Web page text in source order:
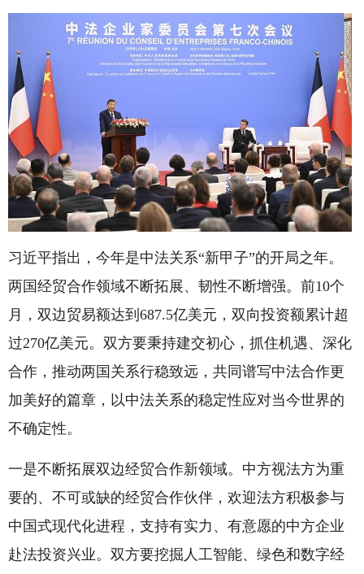
习近平指出，今年是中法关系“新甲子”的开局之年。
两国经贸合作领域不断拓展、韧性不断增强。前10个
月，双边贸易额达到687.5亿美元，双向投资额累计超
过270亿美元。双方要秉持建交初心，抓住机遇、深化
合作，推动两国关系行稳致远，共同谱写中法合作更
加美好的篇章，以中法关系的稳定性应对当今世界的
不确定性。
一是不断拓展双边经贸合作新领域。中方视法方为重
要的、不可或缺的经贸合作伙伴，欢迎法方积极参与
中国式现代化进程，支持有实力、有意愿的中方企业
赴法投资兴业。双方要挖掘人工智能、绿色和数字经